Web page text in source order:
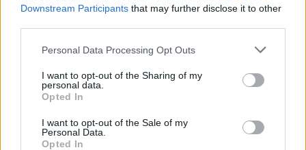
Downstream Participants that may further disclose it to other
Personal Data Processing Opt Outs
I want to opt-out of the Sharing of my
personal data.
Opted In
I want to opt-out of the Sale of my
Personal Data.
Opted In
άνοιξε τις πύλες του σε όλους
βιωσιμότητα σε καθημερινή πράξη
Stoiximan: «Πού ήσουν;» στις μεγάλες στιγμές του Ολυμπιακού